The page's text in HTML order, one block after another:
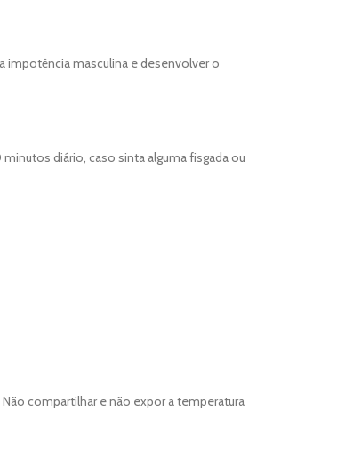
impotência masculina e desenvolver o
diário, caso sinta alguma fisgada ou
compartilhar e não expor a temperatura